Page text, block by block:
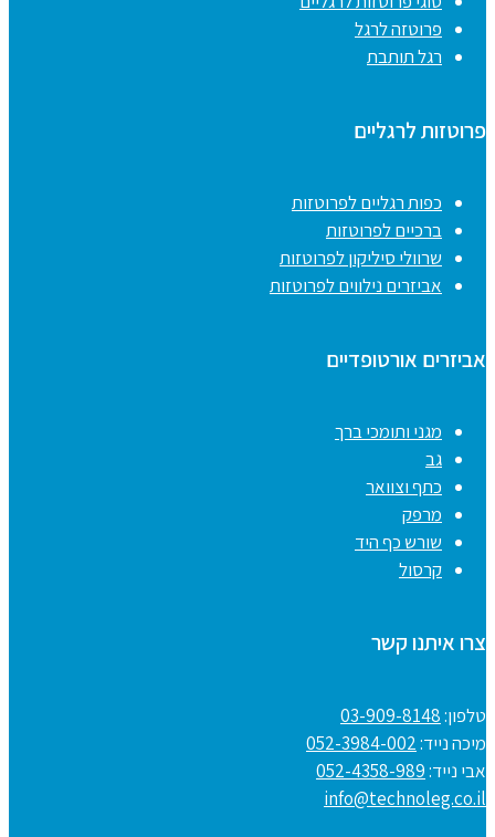
פרוטזה לרגל
רגל תותבת
פרוטזות לרגליים
כפות רגליים לפרוטזות
ברכיים לפרוטזות
שרוולי סיליקון לפרוטזות
אביזרים נילווים לפרוטזות
אביזרים אורטופדיים
מגני ותומכי ברך
גב
כתף וצוואר
מרפק
שורש כף היד
קרסול
צרו איתנו קשר
טלפון:03-909-8148
מיכה נייד:052-3984-002
אבי נייד:052-4358-989
info@technoleg.co.il